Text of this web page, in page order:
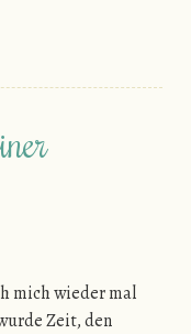
mich wieder mal
Zeit, den